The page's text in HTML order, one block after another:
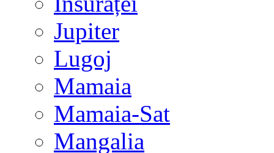
Jupiter
Lugoj
Mamaia
Mamaia-Sat
Mangalia